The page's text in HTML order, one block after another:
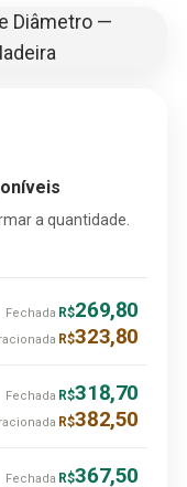
a quantidade.
Fechada R$269,80
R$323,80
Fechada R$318,70
R$382,50
Fechada R$367,50